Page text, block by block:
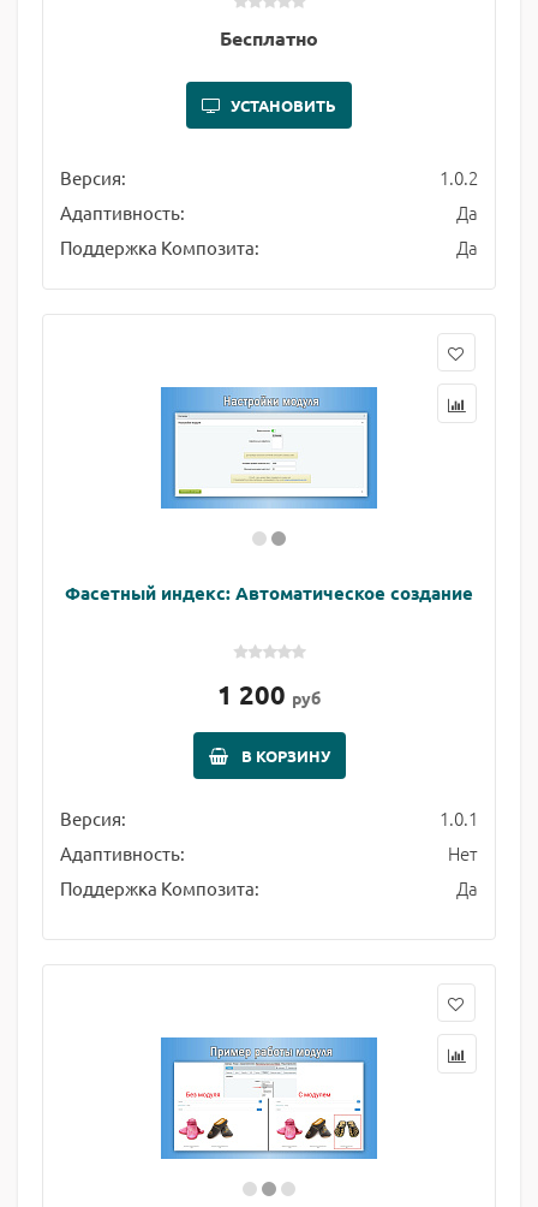
Бесплатно
УСТАНОВИТЬ
Версия: 1.0.2
Адаптивность: Да
Поддержка Композита: Да
Фасетный индекс: Автоматическое создание
1 200 руб
В КОРЗИНУ
Версия: 1.0.1
Адаптивность: Нет
Поддержка Композита: Да